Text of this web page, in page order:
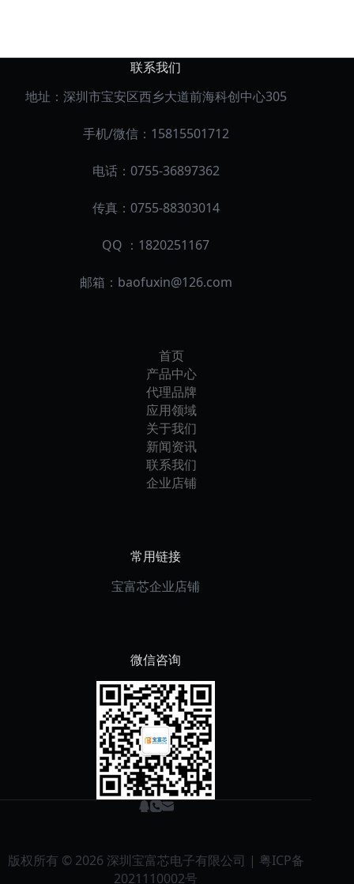
联系我们
地址：深圳市宝安区西乡大道前海科创中心305
手机/微信：15815501712
电话：0755-36897362
传真：0755-88303014
QQ ：1820251167
邮箱： baofuxin@126.com
首页
产品中心
代理品牌
应用领域
关于我们
新闻资讯
联系我们
企业店铺
常用链接
宝富芯企业店铺
微信咨询
版权所有 © 2026 深圳宝富芯电子有限公司 | 粤ICP备
2021110002号